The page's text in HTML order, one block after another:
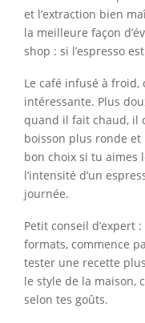
et l’extraction bien
la meilleure façon
shop : si l’espresso
Le café infusé à froid,
intéressante. Plus
quand il fait chaud, il
boisson plus ronde et
bon choix si tu aimes
l’intensité d’un
journée.
Petit conseil d’expert
formats, commence
tester une recette
le style de la maison,
selon tes goûts.